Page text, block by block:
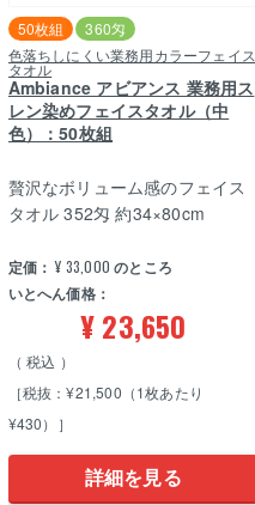
色落ちしにくい業務用カラーフェイス
タオル
Ambiance アビアンス 業務用ス
レン染めフェイスタオル（中
色）：50枚組
50枚組 360匁
定価： ¥ 33,000 のところ
いとへん価格：
¥23,650
税込
［税抜：¥21,500（1枚あたり
¥430）］
贅沢なボリューム感のフェイス
タオル 352匁 約34×80cm
詳細を見る